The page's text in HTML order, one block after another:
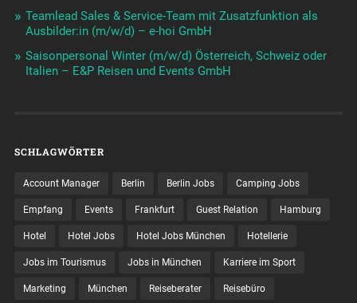
Teamlead Sales & Service-Team mit Zusatzfunktion als
Ausbilder:in (m/w/d) – e-hoi GmbH
Saisonpersonal Winter (m/w/d) Österreich, Schweiz oder
Italien – E&P Reisen und Events GmbH
SCHLAGWÖRTER
Account Manager Berlin Berlin Jobs Camping Jobs
Empfang Events Frankfurt Guest Relation Hamburg
Hotel Hotel Jobs Hotel Jobs München Hotellerie
Jobs im Tourismus Jobs in München Karriere im Sport
Marketing München Reiseberater Reisebüro